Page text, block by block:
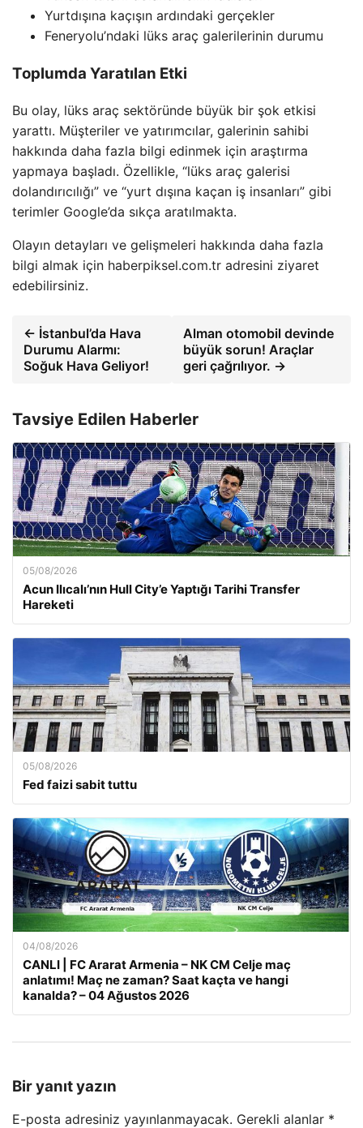
Yurtdışına kaçışın ardındaki gerçekler
Feneryolu’ndaki lüks araç galerilerinin durumu
Toplumda Yaratılan Etki
Bu olay, lüks araç sektöründe büyük bir şok etkisi
yarattı. Müşteriler ve yatırımcılar, galerinin sahibi
hakkında daha fazla bilgi edinmek için araştırma
yapmaya başladı. Özellikle, “lüks araç galerisi
dolandırıcılığı” ve “yurt dışına kaçan iş insanları” gibi
terimler Google’da sıkça aratılmakta.
Olayın detayları ve gelişmeleri hakkında daha fazla
bilgi almak için haberpiksel.com.tr adresini ziyaret
edebilirsiniz.
← İstanbul’da Hava
Durumu Alarmı:
Soğuk Hava Geliyor!
Alman otomobil devinde
büyük sorun! Araçlar
geri çağrılıyor. →
Tavsiye Edilen Haberler
05/08/2026
Acun Ilıcalı’nın Hull City’e Yaptığı Tarihi Transfer
Hareketi
05/08/2026
Fed faizi sabit tuttu
04/08/2026
CANLI | FC Ararat Armenia – NK CM Celje maç
anlatımı! Maç ne zaman? Saat kaçta ve hangi
kanalda? – 04 Ağustos 2026
Bir yanıt yazın
E-posta adresiniz yayınlanmayacak. Gerekli alanlar *